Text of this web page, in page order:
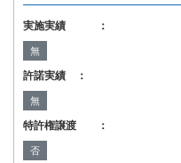
実施実績 ：
無
許諾実績 ：
無
特許権譲渡 ：
否